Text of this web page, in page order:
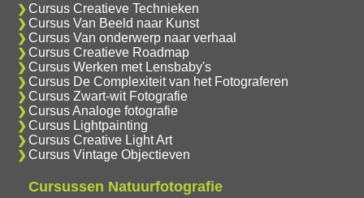
Cursus Creatieve Technieken
Cursus Van Beeld naar Kunst
Cursus Van onderwerp naar verhaal
Cursus Creatieve Roadmap
Cursus Werken met Lensbaby's
Cursus De Complexiteit van het Fotograferen
Cursus Zwart-wit Fotografie
Cursus Analoge fotografie
Cursus Lightpainting
Cursus Creative Light Art
Cursus Vintage Objectieven
Cursussen Natuurfotografie